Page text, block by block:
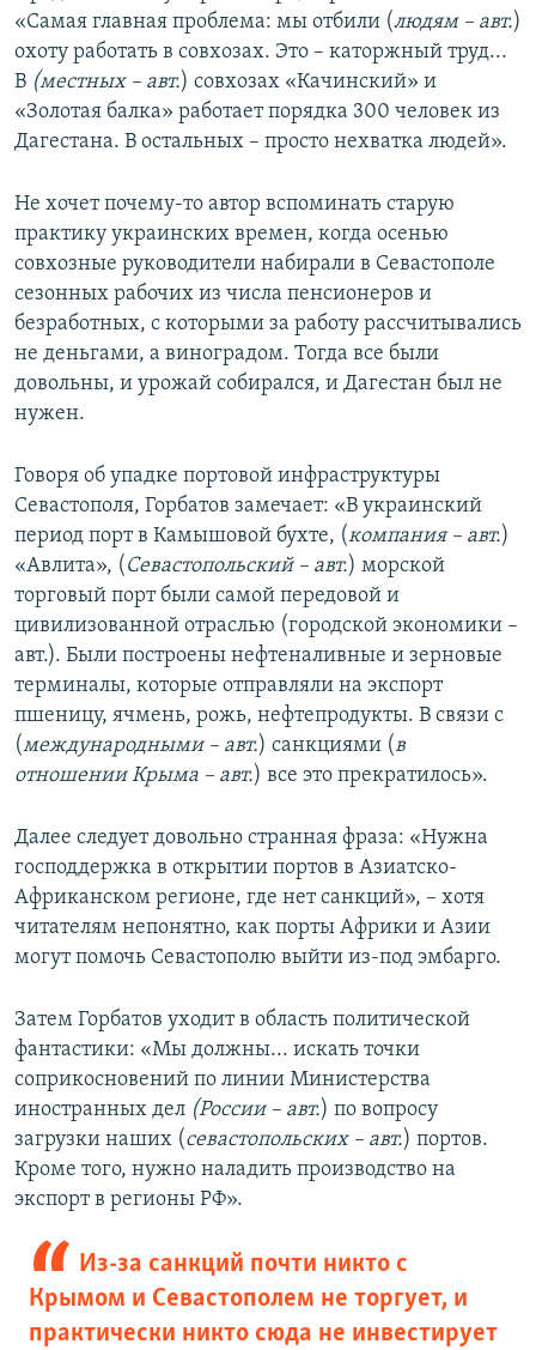
«Самая главная проблема: мы отбили (людям – авт.)
охоту работать в совхозах. Это – каторжный труд...
В (местных – авт.) совхозах «Качинский» и
«Золотая балка» работает порядка 300 человек из
Дагестана. В остальных – просто нехватка людей».
Не хочет почему-то автор вспоминать старую
практику украинских времен, когда осенью
совхозные руководители набирали в Севастополе
сезонных рабочих из числа пенсионеров и
безработных, с которыми за работу рассчитывались
не деньгами, а виноградом. Тогда все были
довольны, и урожай собирался, и Дагестан был не
нужен.
Говоря об упадке портовой инфраструктуры
Севастополя, Горбатов замечает: «В украинский
период порт в Камышовой бухте, (компания – авт.)
«Авлита», ( Севастопольский – авт.) морской
торговый порт были самой передовой и
цивилизованной отраслью (городской экономики –
авт.). Были построены нефтеналивные и зерновые
терминалы, которые отправляли на экспорт
пшеницу, ячмень, рожь, нефтепродукты. В связи с
(международными – авт.) санкциями (в
отношении Крыма – авт.) все это прекратилось».
Далее следует довольно странная фраза: «Нужна
господдержка в открытии портов в Азиатско-
Африканском регионе, где нет санкций», – хотя
читателям непонятно, как порты Африки и Азии
могут помочь Севастополю выйти из-под эмбарго.
Затем Горбатов уходит в область политической
фантастики: «Мы должны... искать точки
соприкосновений по линии Министерства
иностранных дел (России – авт.) по вопросу
загрузки наших (севастопольских – авт.) портов.
Кроме того, нужно наладить производство на
экспорт в регионы РФ».
Из-за санкций почти никто с
Крымом и Севастополем не торгует, и
практически никто сюда не инвестирует